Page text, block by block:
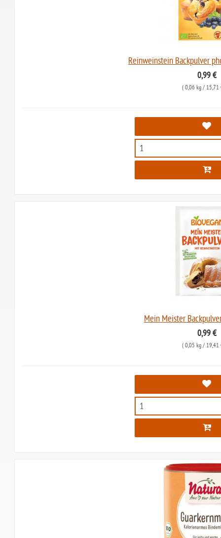
Reinweinstein Backpulver
0,99 €
( 0,06 kg/ 15,71
Mein Meister
0,99 €
( 0,05 kg/ 19,41